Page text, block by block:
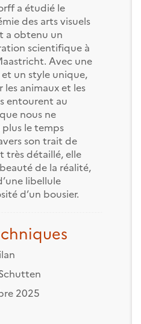
a étudié le
des arts visuels
a obtenu un
scientifique à
Avec une
un style unique,
les animaux et les
entourent au
nous ne
le temps
son trait de
très détaillé, elle
de la réalité,
libellule
d’un bousier.
2025